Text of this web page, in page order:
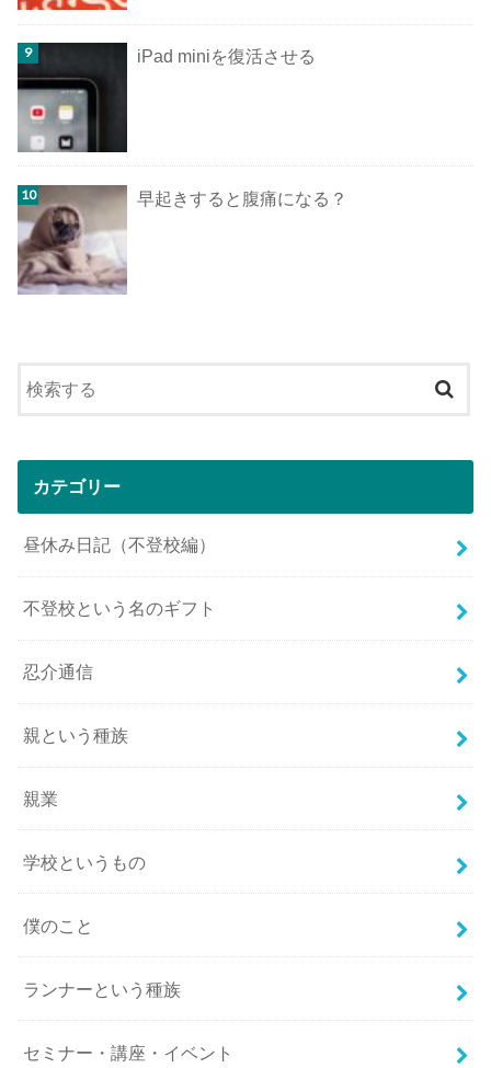
iPad miniを復活させる
早起きすると腹痛になる？
カテゴリー
昼休み日記（不登校編）
不登校という名のギフト
忍介通信
親という種族
親業
学校というもの
僕のこと
ランナーという種族
セミナー・講座・イベント